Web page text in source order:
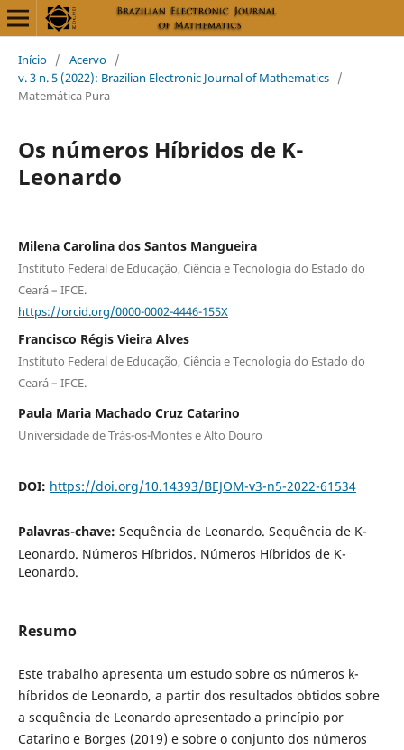
Início / Acervo /
v. 3 n. 5 (2022): Brazilian Electronic Journal of Mathematics /
Matemática Pura
Os números Híbridos de K-
Leonardo
Milena Carolina dos Santos Mangueira
Instituto Federal de Educação, Ciência e Tecnologia do Estado do
Ceará – IFCE.
https://orcid.org/0000-0002-4446-155X
Francisco Régis Vieira Alves
Instituto Federal de Educação, Ciência e Tecnologia do Estado do
Ceará – IFCE.
Paula Maria Machado Cruz Catarino
Universidade de Trás-os-Montes e Alto Douro
DOI: https://doi.org/10.14393/BEJOM-v3-n5-2022-61534
Palavras-chave: Sequência de Leonardo. Sequência de K-
Leonardo. Números Híbridos. Números Híbridos de K-
Leonardo.
Resumo
Este trabalho apresenta um estudo sobre os números k-
híbridos de Leonardo, a partir dos resultados obtidos sobre
a sequência de Leonardo apresentado a princípio por
Catarino e Borges (2019) e sobre o conjunto dos números